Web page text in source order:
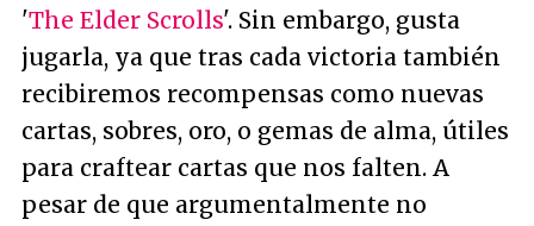
'The Elder Scrolls'. Sin embargo, gusta
jugarla, ya que tras cada victoria también
recibiremos recompensas como nuevas
cartas, sobres, oro, o gemas de alma, útiles
para craftear cartas que nos falten. A
pesar de que argumentalmente no